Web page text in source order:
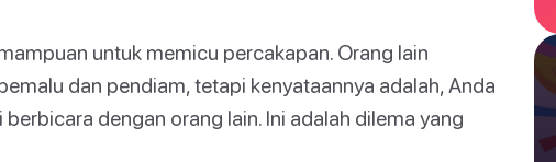
untuk memicu percakapan. Orang lain
dan pendiam, tetapi kenyataannya adalah, Anda
dengan orang lain. Ini adalah dilema yang